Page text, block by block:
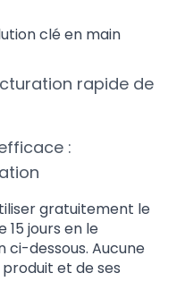
clé en main
rapide de
:
gratuitement le
15 jours en le
dessous. Aucune
et de ses